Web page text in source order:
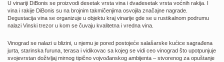
U vinariji DiBonis se proizvodi desetak vrsta vina i dvadesetak vrsta voćnih rakija. I
vina i rakije DiBonis su na brojnim takmičenjima osvojila značajne nagrade.
Degustacija vina se organizuje u objektu kraj vinarije gde se u rustikalnom podrumu
nalazi Vinski trezor u kom se čuvaju kvalitetna i vredna vina.
Vinograd se nalazi u blizini, u njemu je pored postojeće salašarske kućice sagrađena
jurta, starinska furuna, terasa i vidikovac sa kojeg se vidi ceo vinograd što upotpunjuje
svojevrstan doživljaj mirnog tipično vojvođanskog ambijenta – stvorenog za opuštanje